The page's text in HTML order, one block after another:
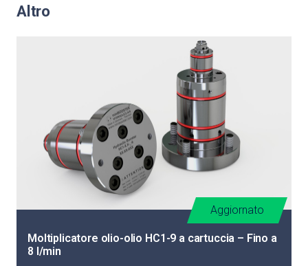
Altro
Moltiplicatore olio-olio HC1-9 a cartuccia – Fino a
8 l/min
Aggiornato